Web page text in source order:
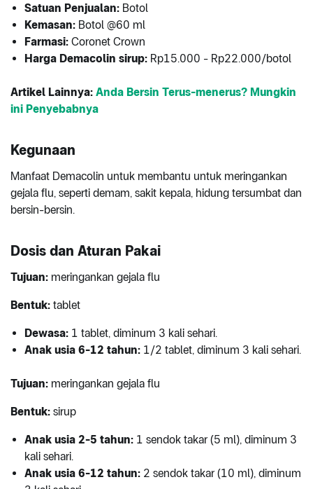
Satuan Penjualan: Botol
Kemasan: Botol @60 ml
Farmasi: Coronet Crown
Harga Demacolin sirup: Rp15.000 - Rp22.000/botol
Artikel Lainnya: Anda Bersin Terus-menerus? Mungkin
ini Penyebabnya
Kegunaan
Manfaat Demacolin untuk membantu untuk meringankan
gejala flu, seperti demam, sakit kepala, hidung tersumbat dan
bersin-bersin.
Dosis dan Aturan Pakai
Tujuan: meringankan gejala flu
Bentuk: tablet
Dewasa: 1 tablet, diminum 3 kali sehari.
Anak usia 6-12 tahun: 1/2 tablet, diminum 3 kali sehari.
Tujuan: meringankan gejala flu
Bentuk: sirup
Anak usia 2-5 tahun: 1 sendok takar (5 ml), diminum 3
kali sehari.
Anak usia 6-12 tahun: 2 sendok takar (10 ml), diminum